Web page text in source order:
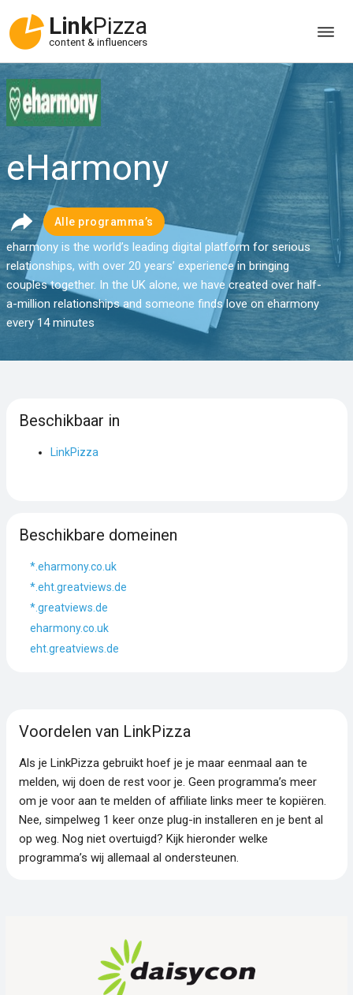
LinkPizza
content & influencers
eHarmony
Alle programma’s
eharmony is the world’s leading digital platform for serious
relationships, with over 20 years’ experience in bringing
couples together. In the UK alone, we have created over half-
a-million relationships and someone finds love on eharmony
every 14 minutes
Beschikbaar in
LinkPizza
Beschikbare domeinen
*.eharmony.co.uk
*.eht.greatviews.de
*.greatviews.de
eharmony.co.uk
eht.greatviews.de
Voordelen van LinkPizza
Als je LinkPizza gebruikt hoef je je maar eenmaal aan te
melden, wij doen de rest voor je. Geen programma’s meer
om je voor aan te melden of affiliate links meer te kopiëren.
Nee, simpelweg 1 keer onze plug-in installeren en je bent al
op weg. Nog niet overtuigd? Kijk hieronder welke
programma’s wij allemaal al ondersteunen.